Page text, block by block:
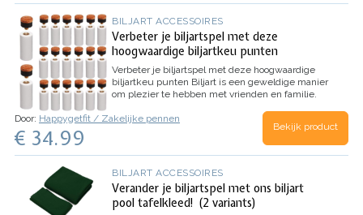
BILJART ACCESSOIRES
Verbeter je biljartspel met deze
hoogwaardige biljartkeu punten
Verbeter je biljartspel met deze hoogwaardige
biljartkeu punten Biljart is een geweldige manier
om plezier te hebben met vrienden en familie.
juiste uitrusting nodig. Een goede pomerans is
Door: Happygetfit / Zakelijke pennen
€ 34.99 Bekijk product
BILJART ACCESSOIRES
Verander je biljartspel met ons biljart
pool tafelkleed! (2 variants)